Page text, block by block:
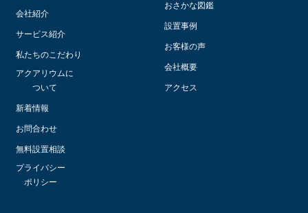
会社紹介
サービス紹介
私たちのこだわり
アクアリウムに
ついて
おさかな図鑑
設置事例
お客様の声
会社概要
アクセス
新着情報
お問合わせ
無料設置相談
プライバシー
ポリシー